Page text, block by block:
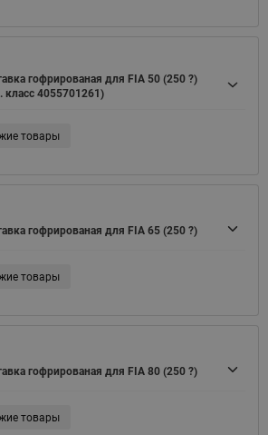
гофрированая для FIA 50 (250 ?)
класс 4055701261)
товары
гофрированая для FIA 65 (250 ?)
товары
гофрированая для FIA 80 (250 ?)
товары